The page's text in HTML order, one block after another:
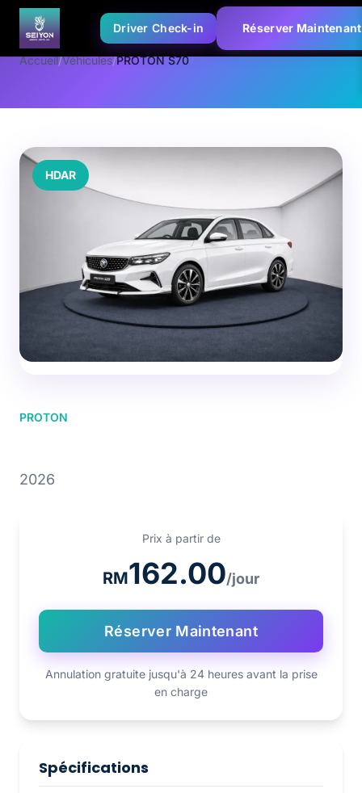
Driver Check-in Réserver Maintenant
Accueil/Véhicules/PROTON S70
HDAR
PROTON
2026
Prix à partir de
RM162.00/jour
Réserver Maintenant
Annulation gratuite jusqu'à 24 heures avant la prise
en charge
Spécifications